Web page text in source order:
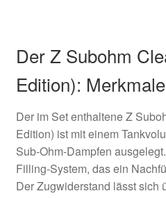
Der Z Subohm
Edition):
Der im Set enthaltene Z
Edition) ist mit einem
Sub-Ohm-Dampfen
Filling-System, das ein
Der Zugwiderstand lässt sich